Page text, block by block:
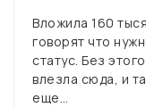
Вложила 160
говорят что
статус. Без
влезла сюда, и
еще…